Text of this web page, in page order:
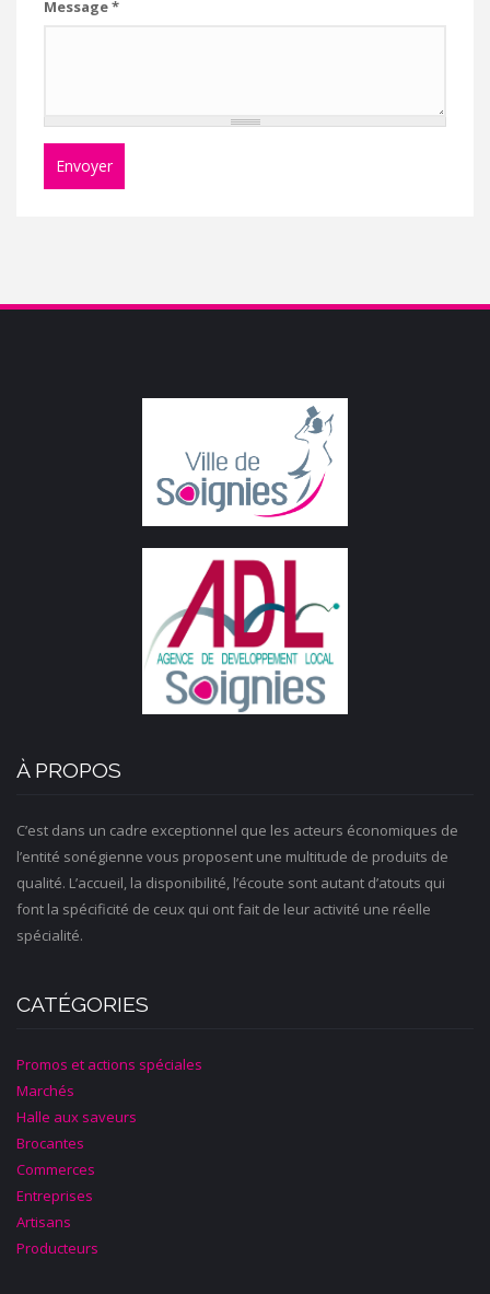
Message*
Envoyer
À PROPOS
C’est dans un cadre exceptionnel que les acteurs économiques de
l’entité sonégienne vous proposent une multitude de produits de
qualité. L’accueil, la disponibilité, l’écoute sont autant d’atouts qui
font la spécificité de ceux qui ont fait de leur activité une réelle
spécialité.
CATÉGORIES
Promos et actions spéciales
Marchés
Halle aux saveurs
Brocantes
Commerces
Entreprises
Artisans
Producteurs